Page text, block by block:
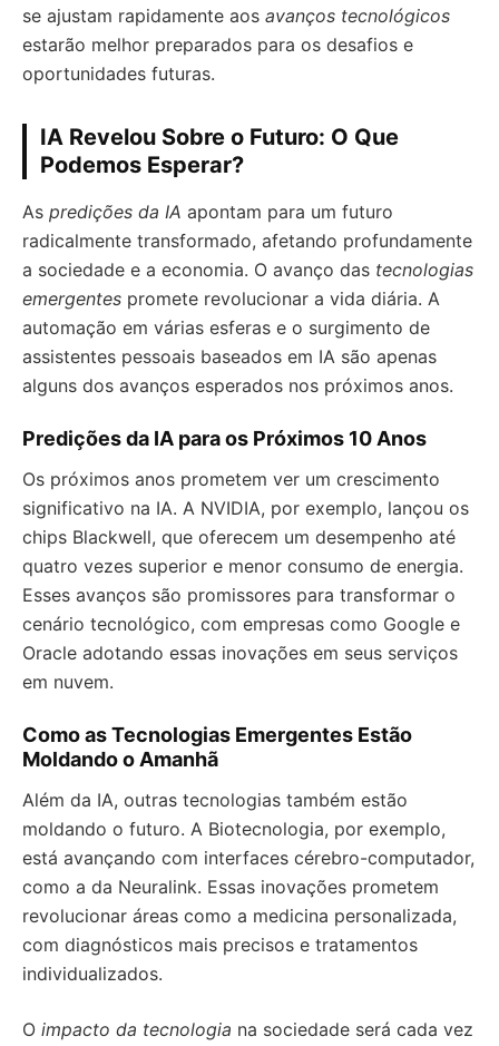
se ajustam rapidamente aos avanços tecnológicos
estarão melhor preparados para os desafios e
oportunidades futuras.
IA Revelou Sobre o Futuro: O Que
Podemos Esperar?
As predições da IA apontam para um futuro
radicalmente transformado, afetando profundamente
a sociedade e a economia. O avanço das tecnologias
emergentes promete revolucionar a vida diária. A
automação em várias esferas e o surgimento de
assistentes pessoais baseados em IA são apenas
alguns dos avanços esperados nos próximos anos.
Predições da IA para os Próximos 10 Anos
Os próximos anos prometem ver um crescimento
significativo na IA. A NVIDIA, por exemplo, lançou os
chips Blackwell, que oferecem um desempenho até
quatro vezes superior e menor consumo de energia.
Esses avanços são promissores para transformar o
cenário tecnológico, com empresas como Google e
Oracle adotando essas inovações em seus serviços
em nuvem.
Como as Tecnologias Emergentes Estão
Moldando o Amanhã
Além da IA, outras tecnologias também estão
moldando o futuro. A Biotecnologia, por exemplo,
está avançando com interfaces cérebro-computador,
como a da Neuralink. Essas inovações prometem
revolucionar áreas como a medicina personalizada,
com diagnósticos mais precisos e tratamentos
individualizados.
O impacto da tecnologia na sociedade será cada vez